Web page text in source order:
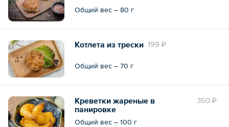
Общий вес – 80 г
199 ₽
Котлета из трески
Общий вес – 70 г
350 ₽
Креветки жареные в
панировке
Общий вес – 100 г